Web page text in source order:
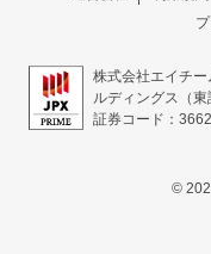
株式会社エイチ
ルディングス（
証券コード：3662
©